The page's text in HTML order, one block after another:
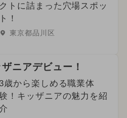
クトに詰まった穴場スポッ
ト！
東京都品川区
ニアデビュー！
3歳から楽しめる職業体
！キッザニアの魅力を紹